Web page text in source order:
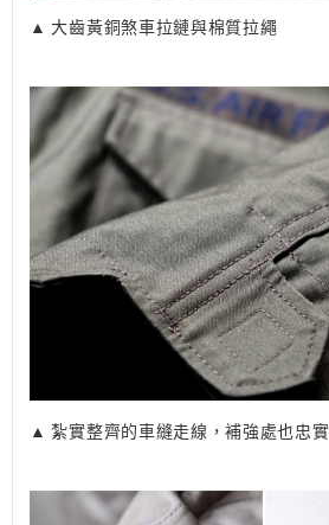
▲ 大齒黃銅煞車拉鏈與棉質拉繩
▲ 紮實整齊的車縫走線，補強處也忠實